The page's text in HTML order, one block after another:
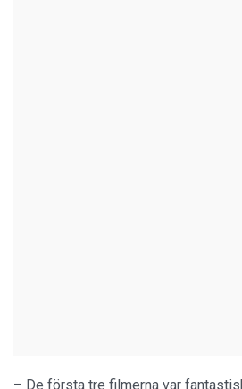
– De första tre filmerna var